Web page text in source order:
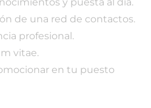
de una red de contactos.
profesional.
vitae.
en tu puesto